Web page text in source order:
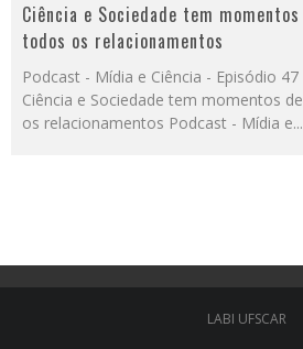
Ciência e Sociedade tem
todos os relacionamentos
Podcast - Mídia e Ciência - Episódio
Ciência e Sociedade tem momentos
os relacionamentos Podcast - Mídia e...
LABI UFSCAR